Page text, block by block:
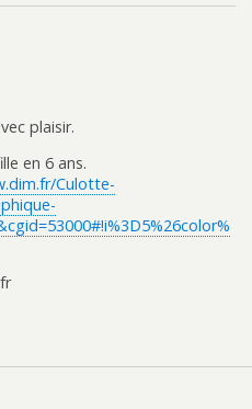
plaisir.
en 6 ans.
Culotte-